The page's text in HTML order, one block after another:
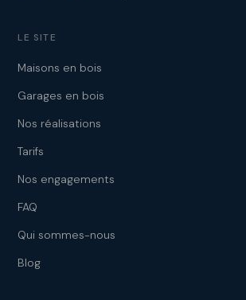
LE SITE
Maisons en bois
Garages en bois
Nos réalisations
Tarifs
Nos engagements
FAQ
Qui sommes-nous
Blog